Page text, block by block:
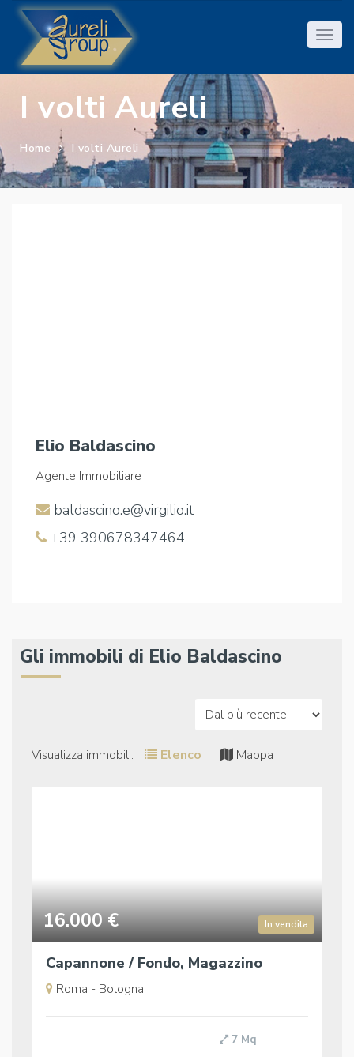
I volti Aureli
Home I volti Aureli
Elio Baldascino
Agente Immobiliare
baldascino.e@virgilio.it
+39 390678347464
Gli immobili di Elio Baldascino
Visualizza immobili: Elenco Mappa
In vendita
16.000 €
Capannone / Fondo, Magazzino
Roma - Bologna
7 Mq